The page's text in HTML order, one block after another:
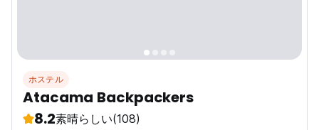
ホステル
Atacama Backpackers
8.2素晴らしい(108)